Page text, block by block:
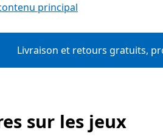
principal
Livraison et retours gratuits,
sur les jeux